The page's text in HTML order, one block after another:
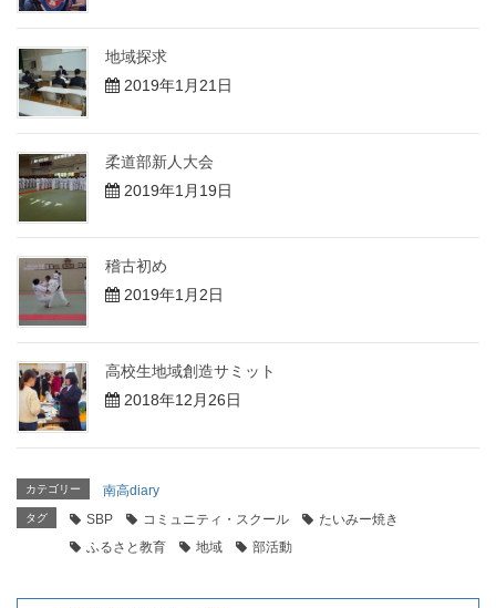
地域探求
2019年1月21日
柔道部新人大会
2019年1月19日
稽古初め
2019年1月2日
高校生地域創造サミット
2018年12月26日
カテゴリー 南高diary
タグ SBP コミュニティ・スクール
たいみー焼き
ふるさと教育
地域 部活動